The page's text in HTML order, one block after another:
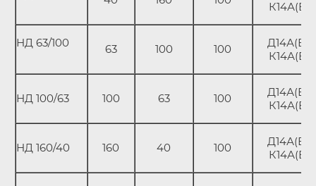
К14А(В)
НД 63/100 63 100 100
Д14А(В);
К14А(В)
НД 100/63 100 63 100
Д14А(В);
К14А(В)
НД 160/40 160 40 100
Д14А(В);
К14А(В)